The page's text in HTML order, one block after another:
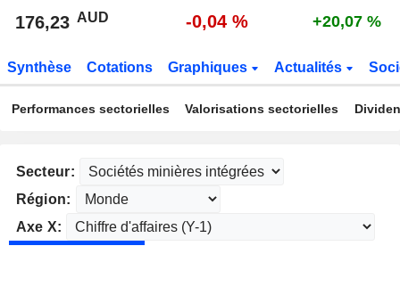
176,23 AUD -0,04 % +20,07 %
Synthèse Cotations Graphiques Actualités
Performances sectorielles Valorisations sectorielles
Secteur:
Région:
Axe X: